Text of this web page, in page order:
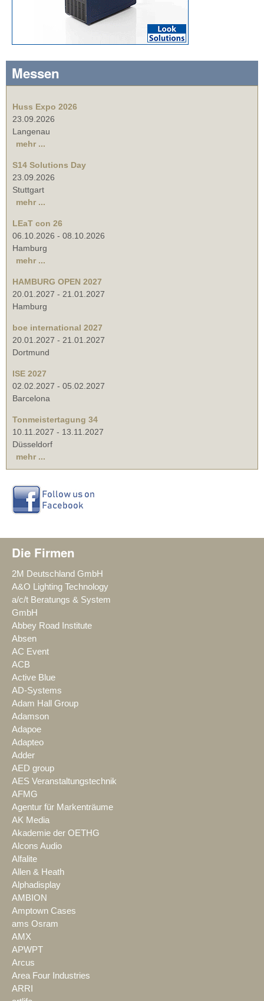
Messen
Huss Expo 2026
23.09.2026
Langenau
mehr ...
S14 Solutions Day
23.09.2026
Stuttgart
mehr ...
LEaT con 26
06.10.2026 - 08.10.2026
Hamburg
mehr ...
HAMBURG OPEN 2027
20.01.2027 - 21.01.2027
Hamburg
boe international 2027
20.01.2027 - 21.01.2027
Dortmund
ISE 2027
02.02.2027 - 05.02.2027
Barcelona
Tonmeistertagung 34
10.11.2027 - 13.11.2027
Düsseldorf
mehr ...
Die Firmen
2M Deutschland GmbH
A&O Lighting Technology
a/c/t Beratungs & System
GmbH
Abbey Road Institute
Absen
AC Event
ACB
Active Blue
AD-Systems
Adam Hall Group
Adamson
Adapoe
Adapteo
Adder
AED group
AES Veranstaltungstechnik
AFMG
Agentur für Markenträume
AK Media
Akademie der OETHG
Alcons Audio
Alfalite
Allen & Heath
Alphadisplay
AMBION
Amptown Cases
ams Osram
AMX
APWPT
Arcus
Area Four Industries
ARRI